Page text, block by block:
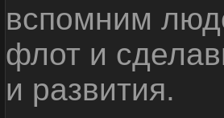
вспомним
флот и
и развития.